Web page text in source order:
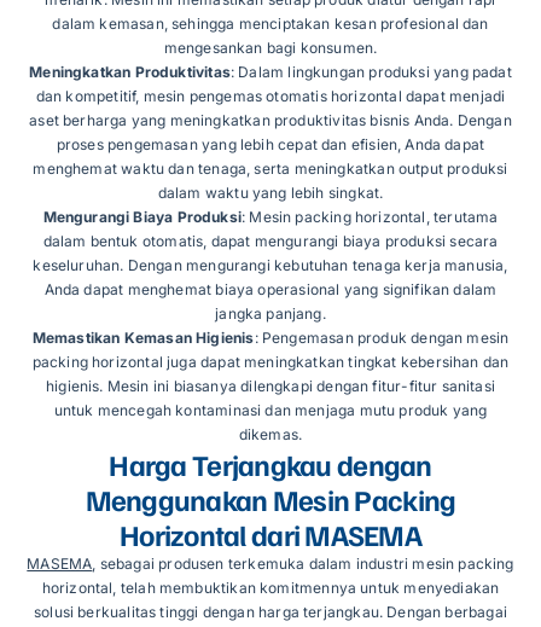
dalam kemasan, sehingga menciptakan kesan profesional dan
mengesankan bagi konsumen.
Meningkatkan Produktivitas: Dalam lingkungan produksi yang padat
dan kompetitif, mesin pengemas otomatis horizontal dapat menjadi
aset berharga yang meningkatkan produktivitas bisnis Anda. Dengan
proses pengemasan yang lebih cepat dan efisien, Anda dapat
menghemat waktu dan tenaga, serta meningkatkan output produksi
dalam waktu yang lebih singkat.
Mengurangi Biaya Produksi: Mesin packing horizontal, terutama
dalam bentuk otomatis, dapat mengurangi biaya produksi secara
keseluruhan. Dengan mengurangi kebutuhan tenaga kerja manusia,
Anda dapat menghemat biaya operasional yang signifikan dalam
jangka panjang.
Memastikan Kemasan Higienis: Pengemasan produk dengan mesin
packing horizontal juga dapat meningkatkan tingkat kebersihan dan
higienis. Mesin ini biasanya dilengkapi dengan fitur-fitur sanitasi
untuk mencegah kontaminasi dan menjaga mutu produk yang
dikemas.
Harga Terjangkau dengan
Menggunakan Mesin Packing
Horizontal dari MASEMA
MASEMA , sebagai produsen terkemuka dalam industri mesin packing
horizontal, telah membuktikan komitmennya untuk menyediakan
solusi berkualitas tinggi dengan harga terjangkau. Dengan berbagai